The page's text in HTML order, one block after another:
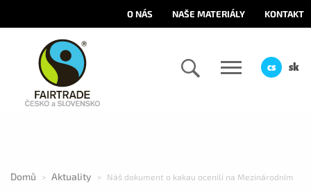
O NÁS NAŠE MATERIÁLY KONTAKT
cs sk
Domů > Aktuality > Náš dokument o kakau ocenili na Mezinárodním